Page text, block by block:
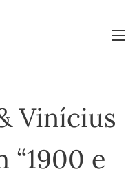
Vinícius
“1900 e